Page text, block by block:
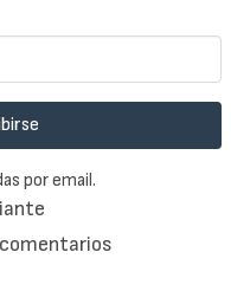
por email.